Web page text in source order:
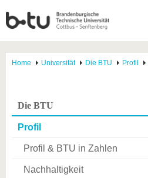
Home Universität Die BTU Profil
Die BTU
Profil
Profil & BTU in Zahlen
Nachhaltigkeit